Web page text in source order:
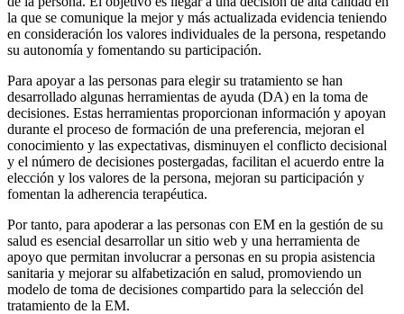
la que se comunique la mejor y más actualizada evidencia teniendo
en consideración los valores individuales de la persona, respetando
su autonomía y fomentando su participación.
Para apoyar a las personas para elegir su tratamiento se han
desarrollado algunas herramientas de ayuda (DA) en la toma de
decisiones. Estas herramientas proporcionan información y apoyan
durante el proceso de formación de una preferencia, mejoran el
conocimiento y las expectativas, disminuyen el conflicto decisional
y el número de decisiones postergadas, facilitan el acuerdo entre la
elección y los valores de la persona, mejoran su participación y
fomentan la adherencia terapéutica.
Por tanto, para apoderar a las personas con EM en la gestión de su
salud es esencial desarrollar un sitio web y una herramienta de
apoyo que permitan involucrar a personas en su propia asistencia
sanitaria y mejorar su alfabetización en salud, promoviendo un
modelo de toma de decisiones compartido para la selección del
tratamiento de la EM.